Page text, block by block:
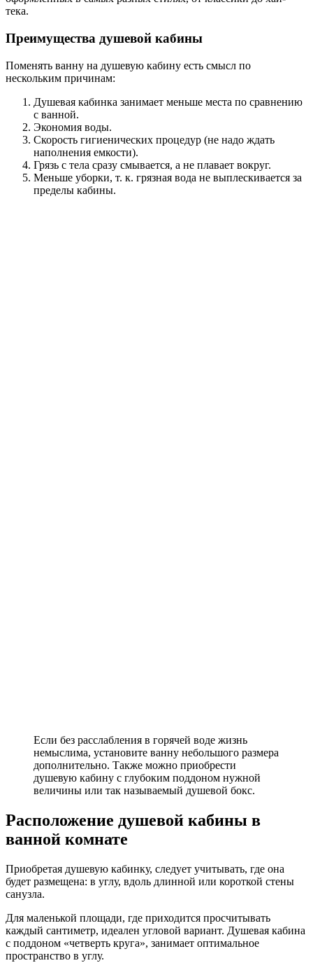
тека.
Преимущества душевой кабины
Поменять ванну на душевую кабину есть смысл по
нескольким причинам:
Душевая кабинка занимает меньше места по сравнению
с ванной.
Экономия воды.
Скорость гигиенических процедур (не надо ждать
наполнения емкости).
Грязь с тела сразу смывается, а не плавает вокруг.
Меньше уборки, т. к. грязная вода не выплескивается за
пределы кабины.
Если без расслабления в горячей воде жизнь
немыслима, установите ванну небольшого размера
дополнительно. Также можно приобрести
душевую кабину с глубоким поддоном нужной
величины или так называемый душевой бокс.
Расположение душевой кабины в
ванной комнате
Приобретая душевую кабинку, следует учитывать, где она
будет размещена: в углу, вдоль длинной или короткой стены
санузла.
Для маленькой площади, где приходится просчитывать
каждый сантиметр, идеален угловой вариант. Душевая кабина
с поддоном «четверть круга», занимает оптимальное
пространство в углу.